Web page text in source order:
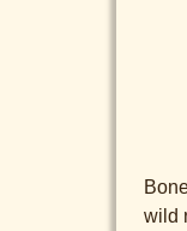
wild